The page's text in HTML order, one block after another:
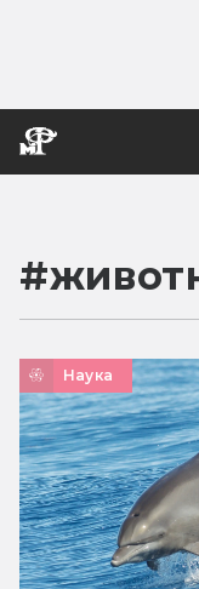
#
Наука